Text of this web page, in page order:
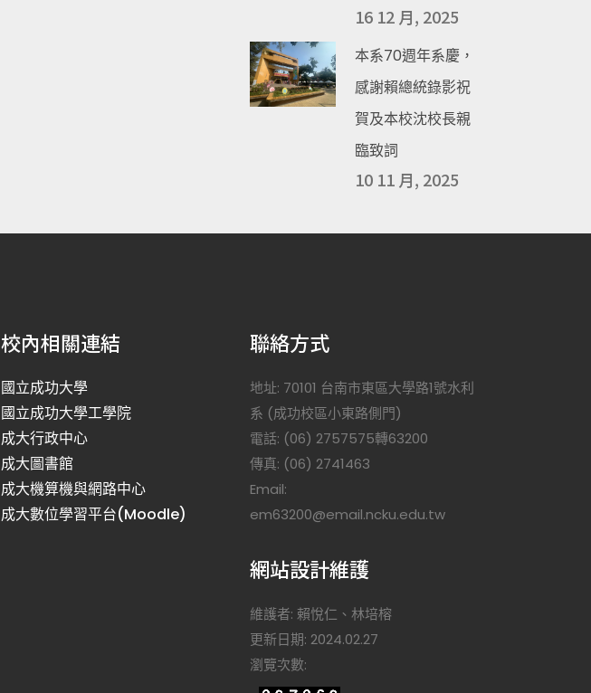
16 12 月, 2025
本系70週年系慶，
感謝賴總統錄影祝
賀及本校沈校長親
臨致詞
10 11 月, 2025
校內相關連結
國立成功大學
國立成功大學工學院
成大行政中心
成大圖書館
成大機算機與網路中心
成大數位學習平台(Moodle)
聯絡方式
地址: 70101 台南市東區大學路1號水利
系 (成功校區小東路側門)
電話: (06) 2757575轉63200
傳真: (06) 2741463
Email:
em63200@email.ncku.edu.tw
網站設計維護
維護者: 賴悅仁、林培榕
更新日期: 2024.02.27
瀏覽次數: